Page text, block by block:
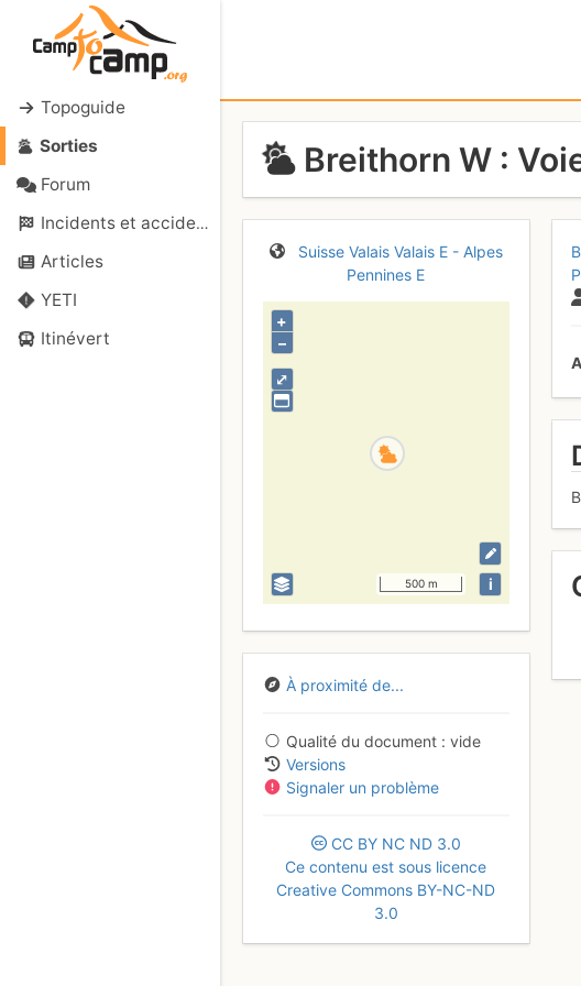
Topoguide
Sorties
Forum
Incidents et accidents
Articles
YETI
Itinévert
Breithorn W :
Suisse Valais Valais E - Alpes
Pennines E
⤢
+
–
500 m i
À proximité de...
Qualité du document
vide
Versions
Signaler un problème
CC BY NC ND 3.0
Ce contenu est sous licence
Creative Commons BY-NC-ND
3.0